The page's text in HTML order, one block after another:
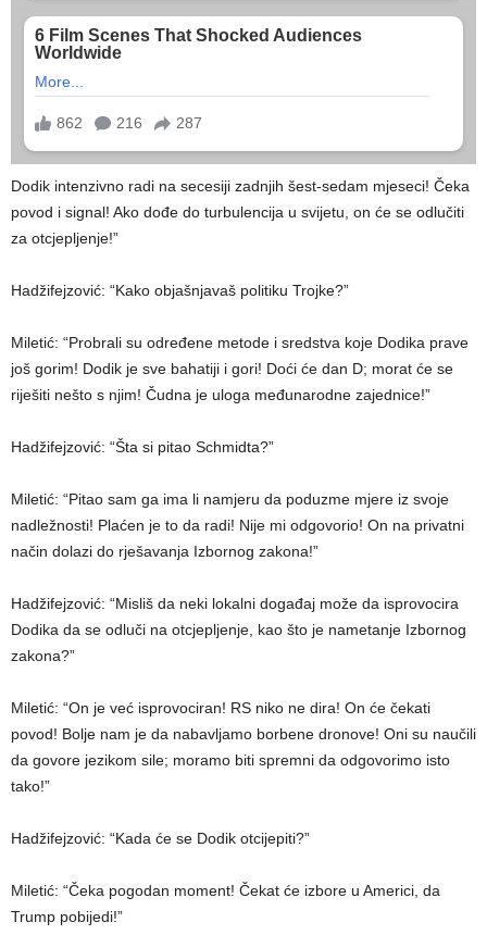
Dodik intenzivno radi na secesiji zadnjih šest-sedam mjeseci! Čeka
povod i signal! Ako dođe do turbulencija u svijetu, on će se odlučiti
za otcjepljenje!”
Hadžifejzović: “Kako objašnjavaš politiku Trojke?”
Miletić: “Probrali su određene metode i sredstva koje Dodika prave
još gorim! Dodik je sve bahatiji i gori! Doći će dan D; morat će se
riješiti nešto s njim! Čudna je uloga međunarodne zajednice!”
Hadžifejzović: “Šta si pitao Schmidta?”
Miletić: “Pitao sam ga ima li namjeru da poduzme mjere iz svoje
nadležnosti! Plaćen je to da radi! Nije mi odgovorio! On na privatni
način dolazi do rješavanja Izbornog zakona!”
Hadžifejzović: “Misliš da neki lokalni događaj može da isprovocira
Dodika da se odluči na otcjepljenje, kao što je nametanje Izbornog
zakona?”
Miletić: “On je već isprovociran! RS niko ne dira! On će čekati
povod! Bolje nam je da nabavljamo borbene dronove! Oni su naučili
da govore jezikom sile; moramo biti spremni da odgovorimo isto
tako!”
Hadžifejzović: “Kada će se Dodik otcijepiti?”
Miletić: “Čeka pogodan moment! Čekat će izbore u Americi, da
Trump pobijedi!”